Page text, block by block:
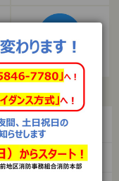
入札・契約
画